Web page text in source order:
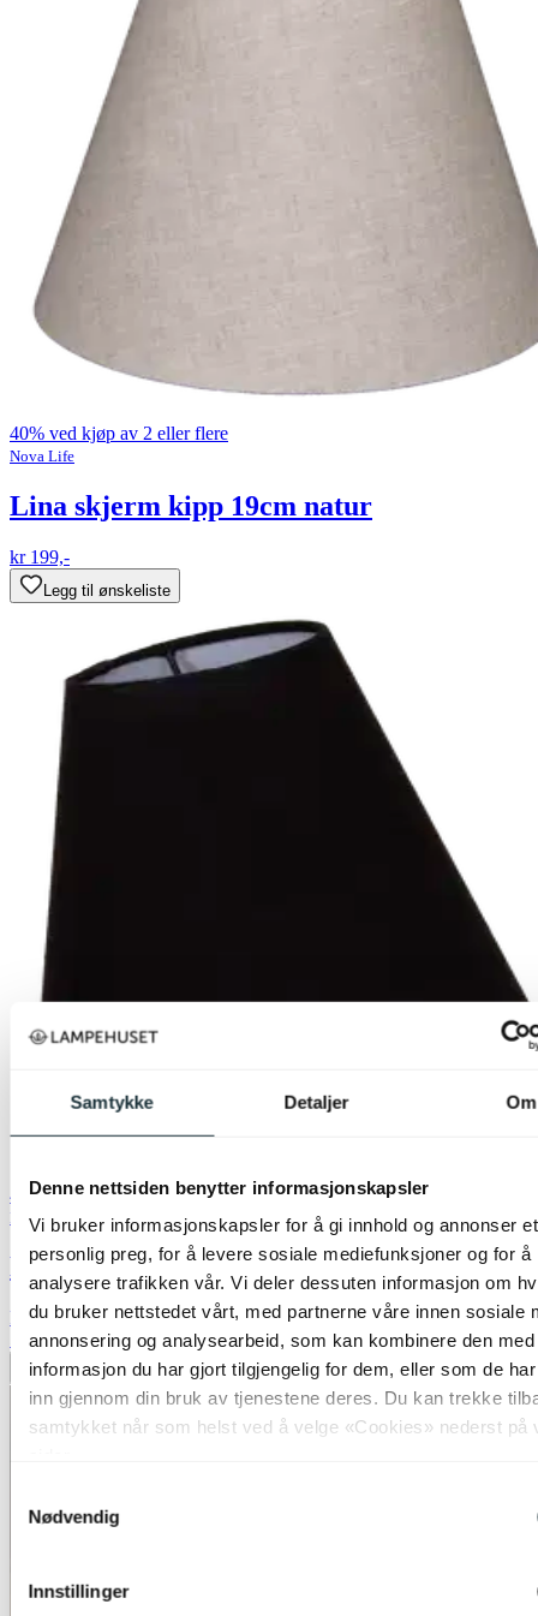
Samtykke Detaljer Om
Denne nettsiden benytter informasjonskapsler
Vi bruker informasjonskapsler for å gi innhold og annonser et
personlig preg, for å levere sosiale mediefunksjoner og for å
analysere trafikken vår. Vi deler dessuten informasjon om
du bruker nettstedet vårt, med partnerne våre innen sosiale
annonsering og analysearbeid, som kan kombinere den med
informasjon du har gjort tilgjengelig for dem, eller som de
inn gjennom din bruk av tjenestene deres. Du kan trekke
samtykket når som helst ved å velge «Cookies» nederst på
Nødvendig
Innstillinger
40% ved kjøp av 2 eller flere
Nova Life
Lina skjerm kipp 19cm natur
kr 199,-
Legg til ønskeliste
40% ved kjøp av 2 eller flere
Nova Life
Molly skjerm kipp 20cm sort
kr 199,-
50%
Legg til ønskeliste